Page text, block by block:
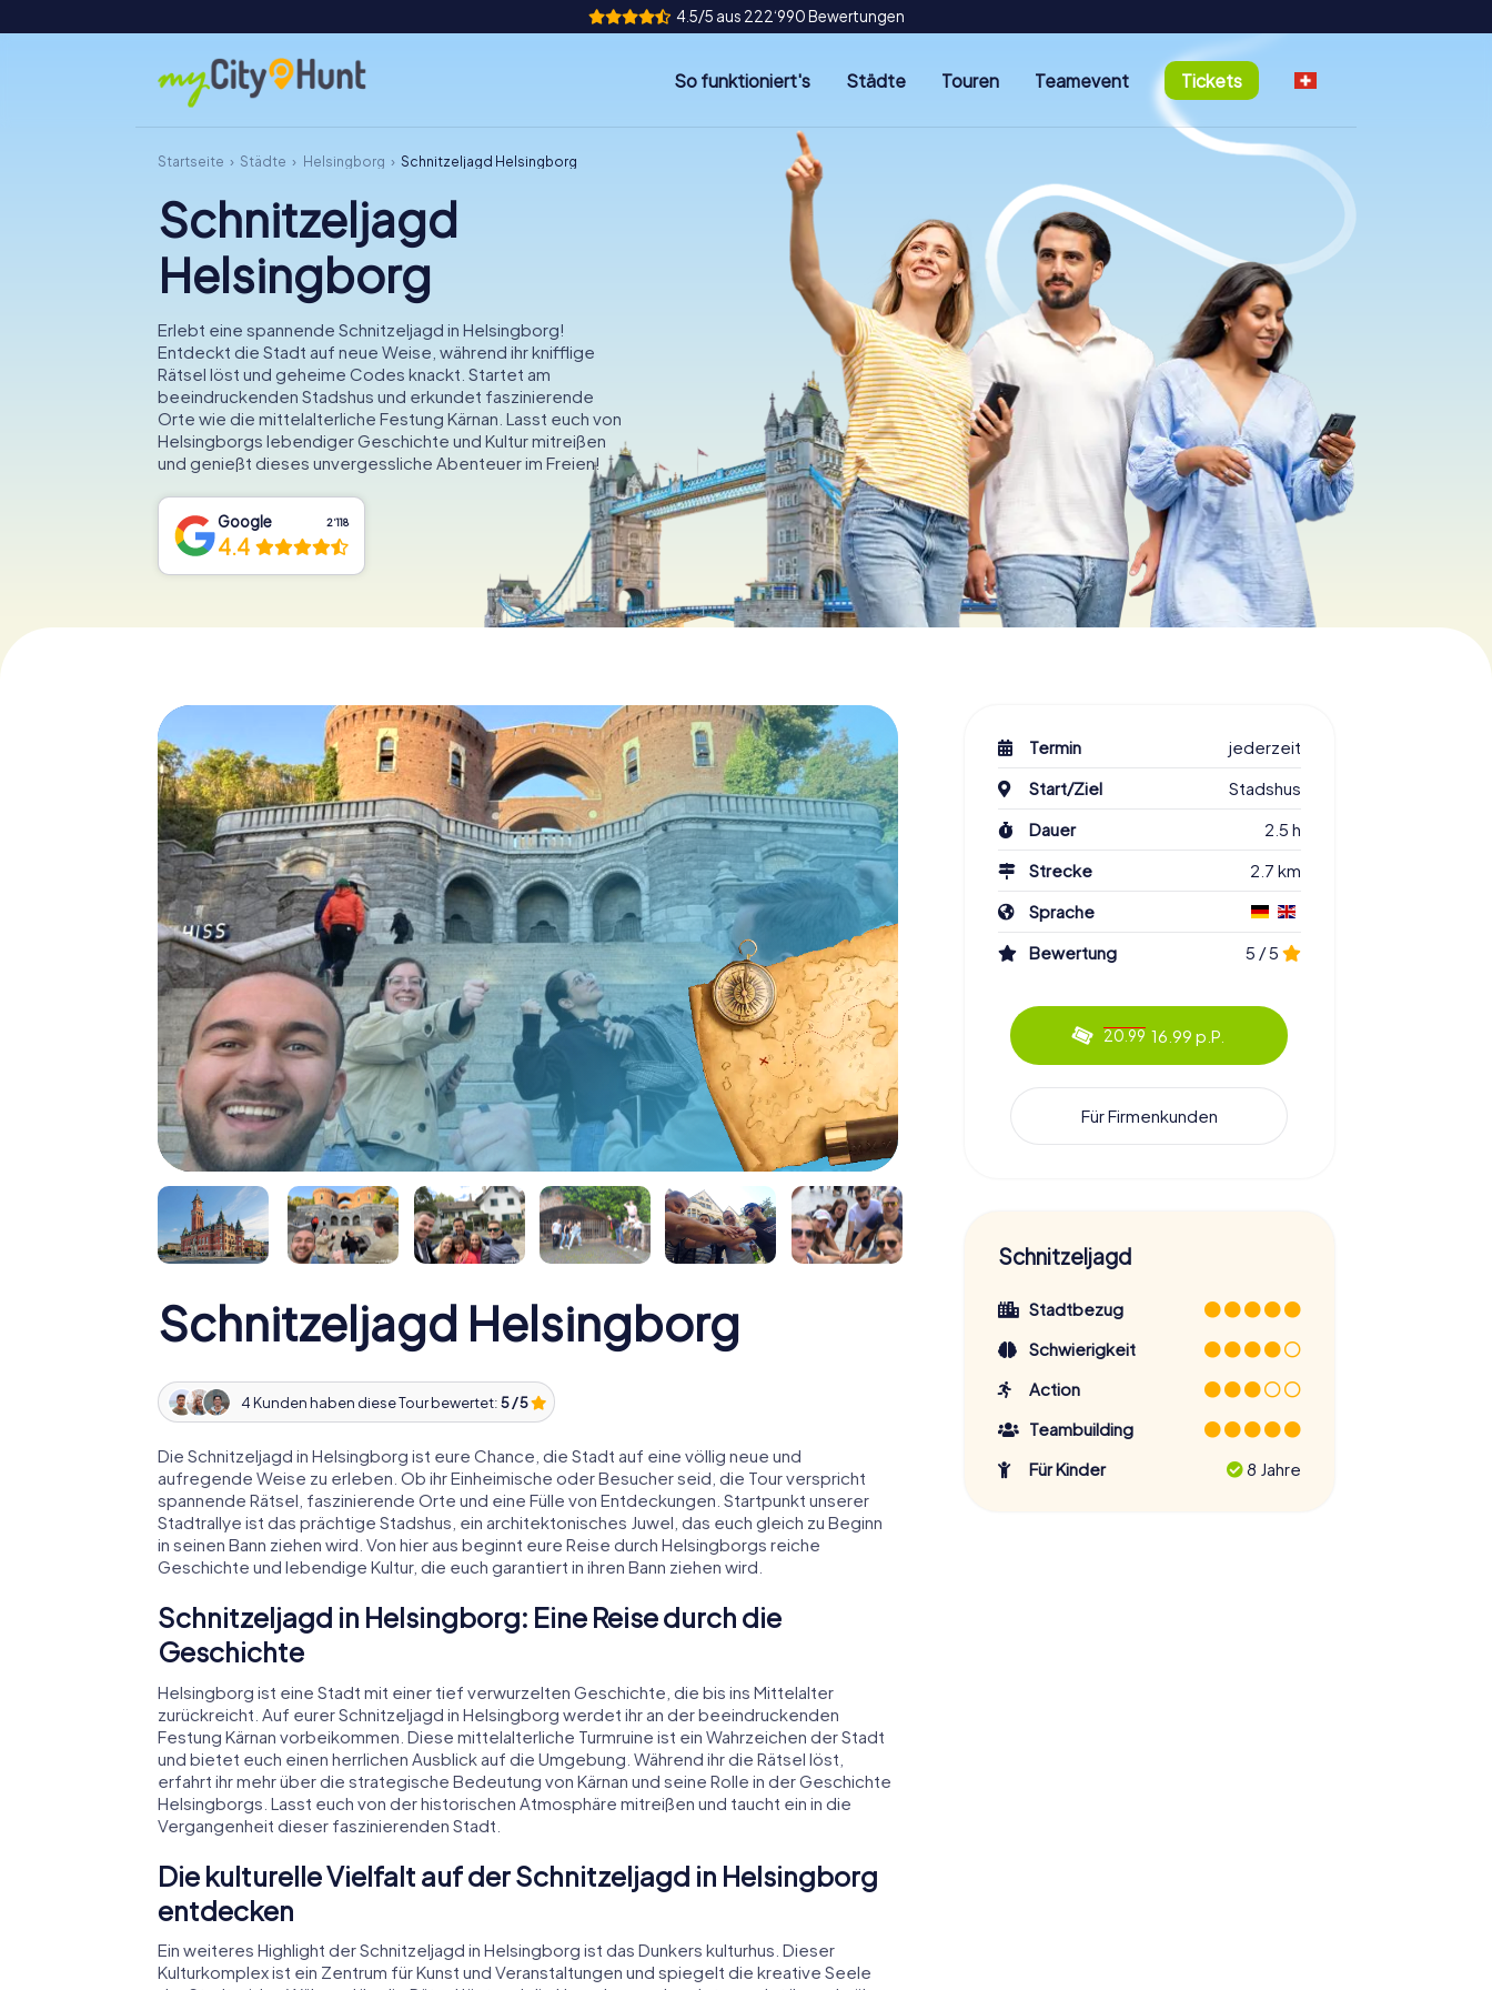
4.5/5 aus 222‘990 Bewertungen
So funktioniert's Städte Touren Teamevent Tickets
Startseite Städte Helsingborg Schnitzeljagd Helsingborg
Schnitzeljagd
Helsingborg
Erlebt eine spannende Schnitzeljagd in Helsingborg!
Entdeckt die Stadt auf neue Weise, während ihr knifflige
Rätsel löst und geheime Codes knackt. Startet am
beeindruckenden Stadshus und erkundet faszinierende
Orte wie die mittelalterliche Festung Kärnan. Lasst euch von
Helsingborgs lebendiger Geschichte und Kultur mitreißen
und genießt dieses unvergessliche Abenteuer im Freien!
Google 2‘118
4.4
Schnitzeljagd Helsingborg
4 Kunden haben diese Tour bewertet:5 / 5
Die Schnitzeljagd in Helsingborg ist eure Chance, die Stadt auf eine völlig neue und
aufregende Weise zu erleben. Ob ihr Einheimische oder Besucher seid, die Tour verspricht
spannende Rätsel, faszinierende Orte und eine Fülle von Entdeckungen. Startpunkt unserer
Stadtrallye ist das prächtige Stadshus, ein architektonisches Juwel, das euch gleich zu Beginn
in seinen Bann ziehen wird. Von hier aus beginnt eure Reise durch Helsingborgs reiche
Geschichte und lebendige Kultur, die euch garantiert in ihren Bann ziehen wird.
Schnitzeljagd in Helsingborg: Eine Reise durch die
Geschichte
Helsingborg ist eine Stadt mit einer tief verwurzelten Geschichte, die bis ins Mittelalter
zurückreicht. Auf eurer Schnitzeljagd in Helsingborg werdet ihr an der beeindruckenden
Festung Kärnan vorbeikommen. Diese mittelalterliche Turmruine ist ein Wahrzeichen der Stadt
und bietet euch einen herrlichen Ausblick auf die Umgebung. Während ihr die Rätsel löst,
erfahrt ihr mehr über die strategische Bedeutung von Kärnan und seine Rolle in der Geschichte
Helsingborgs. Lasst euch von der historischen Atmosphäre mitreißen und taucht ein in die
Vergangenheit dieser faszinierenden Stadt.
Die kulturelle Vielfalt auf der Schnitzeljagd in Helsingborg
entdecken
Ein weiteres Highlight der Schnitzeljagd in Helsingborg ist das Dunkers kulturhus. Dieser
Kulturkomplex ist ein Zentrum für Kunst und Veranstaltungen und spiegelt die kreative Seele
Termin
jederzeit
Start/Ziel
Stadshus
Dauer
2.5 h
Strecke
2.7 km
Sprache
Bewertung
5 / 5
20.99 16.99 p.P.
Für Firmenkunden
Schnitzeljagd
Stadtbezug
Schwierigkeit
Action
Teambuilding
Für Kinder
8 Jahre